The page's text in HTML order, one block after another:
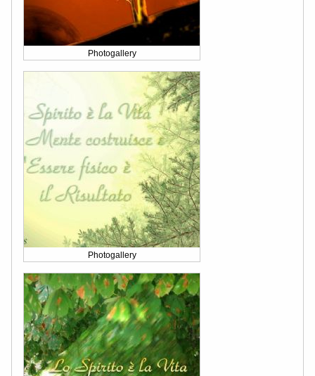
Photogallery
Photogallery